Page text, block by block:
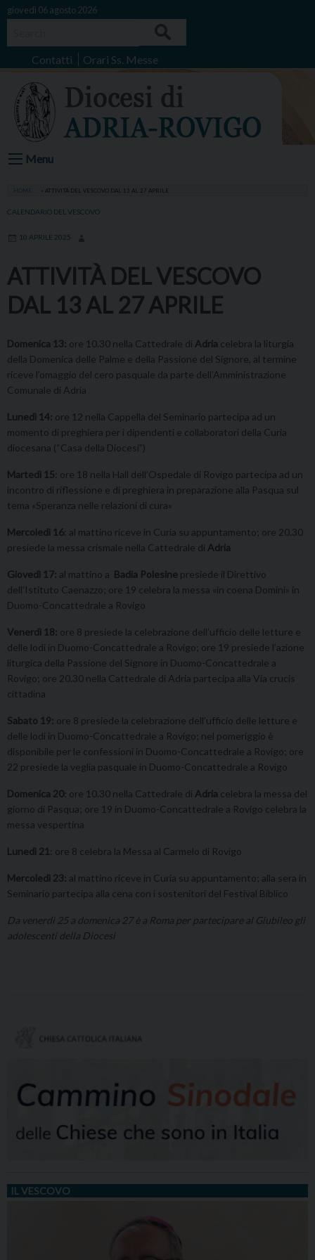
Skip
giovedì 06 agosto 2026
Contatti Orari Ss. Messe
Menu
HOME ATTIVITÀ DEL VESCOVO DAL 13 AL 27 APRILE
CALENDARIO DEL VESCOVO
10 APRILE 2025
ATTIVITÀ DEL VESCOVO
DAL 13 AL 27 APRILE
Domenica 13: ore 10.30 nella Cattedrale di Adria celebra la liturgia
della Domenica delle Palme e della Passione del Signore, al termine
riceve l’omaggio del cero pasquale da parte dell’Amministrazione
Comunale di Adria
Lunedì 14: ore 12 nella Cappella del Seminario partecipa ad un
momento di preghiera per i dipendenti e collaboratori della Curia
diocesana (“Casa della Diocesi”)
Martedì 15: ore 18 nella Hall dell’Ospedale di Rovigo partecipa ad un
incontro di riflessione e di preghiera in preparazione alla Pasqua sul
tema «Speranza nelle relazioni di cura»
Mercoledì 16: al mattino riceve in Curia su appuntamento; ore 20.30
presiede la messa crismale nella Cattedrale di Adria
Giovedì 17: al mattino a Badia Polesine presiede il Direttivo
dell’Istituto Caenazzo; ore 19 celebra la messa «in coena Domini» in
Duomo-Concattedrale a Rovigo
Venerdì 18: ore 8 presiede la celebrazione dell’ufficio delle letture e
delle lodi in Duomo-Concattedrale a Rovigo; ore 19 presiede l’azione
liturgica della Passione del Signore in Duomo-Concattedrale a
Rovigo; ore 20.30 nella Cattedrale di Adria partecipa alla Via crucis
cittadina
Sabato 19: ore 8 presiede la celebrazione dell’ufficio delle letture e
delle lodi in Duomo-Concattedrale a Rovigo; nel pomeriggio è
disponibile per le confessioni in Duomo-Concattedrale a Rovigo; ore
22 presiede la veglia pasquale in Duomo-Concattedrale a Rovigo
Domenica 20: ore 10.30 nella Cattedrale di Adria celebra la messa del
giorno di Pasqua; ore 19 in Duomo-Concattedrale a Rovigo celebra la
messa vespertina
Lunedì 21 : ore 8 celebra la Messa al Carmelo di Rovigo
Mercoledì 23: al mattino riceve in Curia su appuntamento; alla sera in
Seminario partecipa alla cena con i sostenitori del Festival Biblico
Da venerdì 25 a domenica 27 è a Roma per partecipare al Giubileo gli
adolescenti della Diocesi
IL VESCOVO